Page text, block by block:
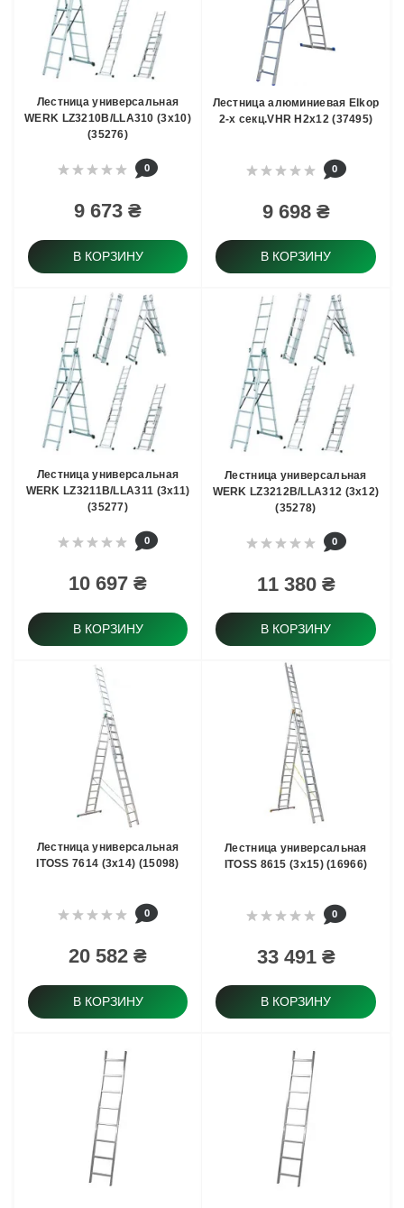
Лестница универсальная
WERK LZ3210B/LLA310 (3х10)
(35276)
0
9 673 ₴
В КОРЗИНУ
Лестница алюминиевая Elkop
2-х секц.VHR H2x12 (37495)
0
9 698 ₴
В КОРЗИНУ
Лестница универсальная
WERK LZ3211B/LLA311 (3х11)
(35277)
0
10 697 ₴
В КОРЗИНУ
Лестница универсальная
WERK LZ3212B/LLA312 (3х12)
(35278)
0
11 380 ₴
В КОРЗИНУ
Лестница универсальная
ITOSS 7614 (3х14) (15098)
0
20 582 ₴
В КОРЗИНУ
Лестница универсальная
ITOSS 8615 (3х15) (16966)
0
33 491 ₴
В КОРЗИНУ